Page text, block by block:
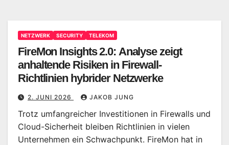
NETZWERK SECURITY TELEKOM
FireMon Insights 2.0: Analyse zeigt
anhaltende Risiken in Firewall-
Richtlinien hybrider Netzwerke
2. JUNI 2026 JAKOB JUNG
Trotz umfangreicher Investitionen in Firewalls und
Cloud-Sicherheit bleiben Richtlinien in vielen
Unternehmen ein Schwachpunkt. FireMon hat in